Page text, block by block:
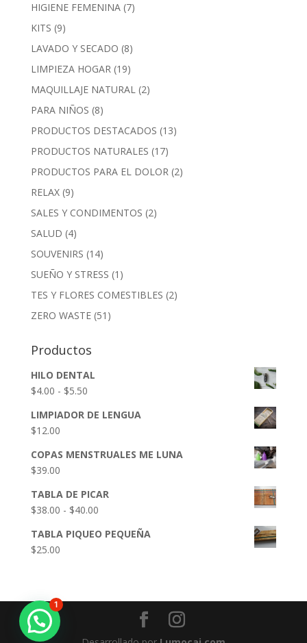
HIGIENE FEMENINA (7)
KITS (9)
LAVADO Y SECADO (8)
LIMPIEZA HOGAR (19)
MAQUILLAJE NATURAL (2)
PARA NIÑOS (8)
PRODUCTOS DESTACADOS (13)
PRODUCTOS NATURALES (17)
PRODUCTOS PARA EL DOLOR (2)
RELAX (9)
SALES Y CONDIMENTOS (2)
SALUD (4)
SOUVENIRS (14)
SUEÑO Y STRESS (1)
TES Y FLORES COMESTIBLES (2)
ZERO WASTE (51)
Productos
HILO DENTAL
$4.00 - $5.50Rango
precios:
$4.00
LIMPIADOR DE LENGUA
$12.00
COPAS MENSTRUALES ME LUNA
$39.00
TABLA DE PICAR
$38.00 - $40.00Rango
precios:
$40.00
TABLA PIQUEO PEQUEÑA
$25.00
1